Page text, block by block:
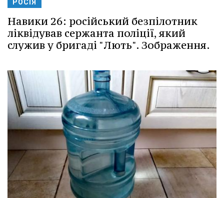
РОСІЯ
Навики 26: російський безпілотник
ліквідував сержанта поліції, який
служив у бригаді "Лють". Зображення.